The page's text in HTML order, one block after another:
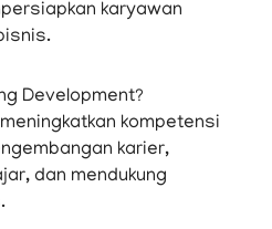
karyawan
Development?
kompetensi
karier,
dan mendukung